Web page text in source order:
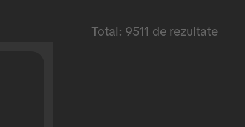
Total: 9511 de rezultate